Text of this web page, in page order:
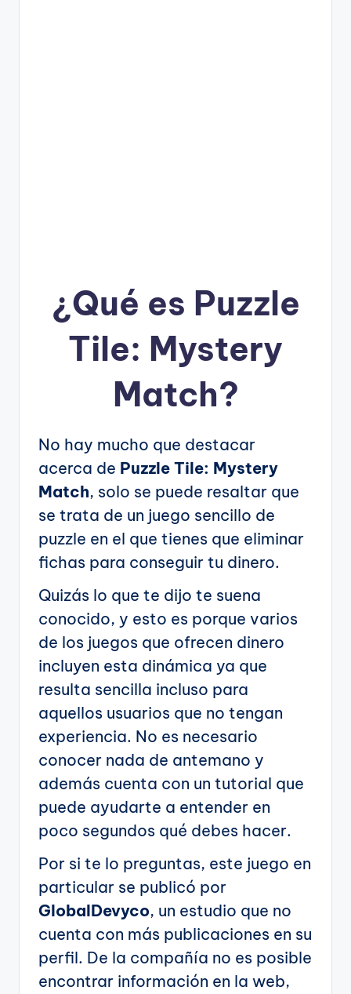
¿Qué es Puzzle
Tile: Mystery
Match?
No hay mucho que destacar
acerca de Puzzle Tile: Mystery
Match, solo se puede resaltar que
se trata de un juego sencillo de
puzzle en el que tienes que eliminar
fichas para conseguir tu dinero.
Quizás lo que te dijo te suena
conocido, y esto es porque varios
de los juegos que ofrecen dinero
incluyen esta dinámica ya que
resulta sencilla incluso para
aquellos usuarios que no tengan
experiencia. No es necesario
conocer nada de antemano y
además cuenta con un tutorial que
puede ayudarte a entender en
poco segundos qué debes hacer.
Por si te lo preguntas, este juego en
particular se publicó por
GlobalDevyco, un estudio que no
cuenta con más publicaciones en su
perfil. De la compañía no es posible
encontrar información en la web,